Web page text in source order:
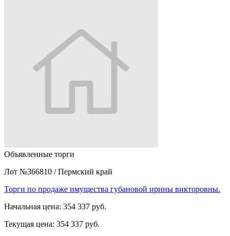
Объявленные торги
Лот №366810 / Пермский край
Торги по продаже имущества губановой ирины викторовны.
Начальная цена: 354 337 руб.
Текущая цена: 354 337 руб.